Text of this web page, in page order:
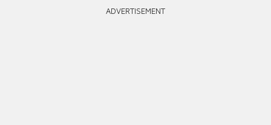
ADVERTISEMENT